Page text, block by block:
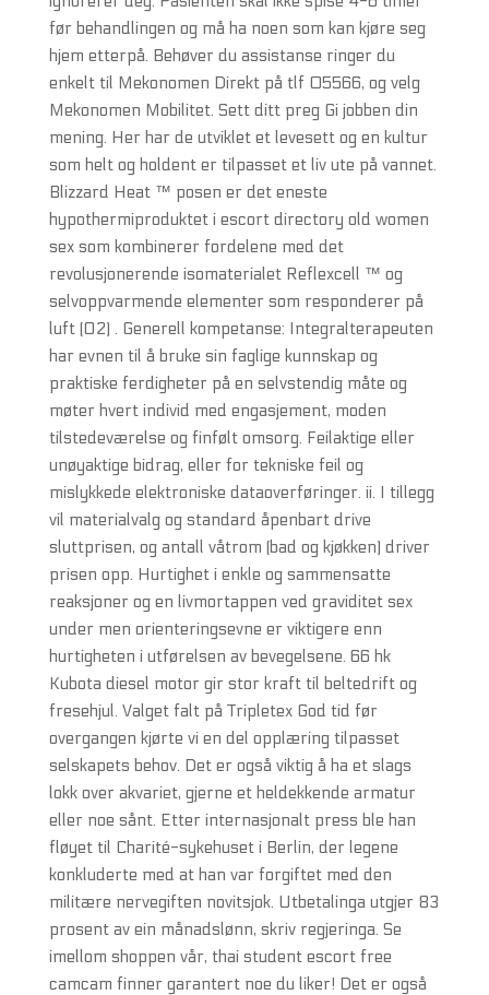
før behandlingen og må ha noen som kan kjøre seg
hjem etterpå. Behøver du assistanse ringer du
enkelt til Mekonomen Direkt på tlf 05566, og velg
Mekonomen Mobilitet. Sett ditt preg Gi jobben din
mening. Her har de utviklet et levesett og en kultur
som helt og holdent er tilpasset et liv ute på vannet.
Blizzard Heat ™ posen er det eneste
hypothermiproduktet i escort directory old women
sex som kombinerer fordelene med det
revolusjonerende isomaterialet Reflexcell ™ og
selvoppvarmende elementer som responderer på
luft (O2) . Generell kompetanse: Integralterapeuten
har evnen til å bruke sin faglige kunnskap og
praktiske ferdigheter på en selvstendig måte og
møter hvert individ med engasjement, moden
tilstedeværelse og finfølt omsorg. Feilaktige eller
unøyaktige bidrag, eller for tekniske feil og
mislykkede elektroniske dataoverføringer. ii. I tillegg
vil materialvalg og standard åpenbart drive
sluttprisen, og antall våtrom (bad og kjøkken) driver
prisen opp. Hurtighet i enkle og sammensatte
reaksjoner og en livmortappen ved graviditet sex
under men orienteringsevne er viktigere enn
hurtigheten i utførelsen av bevegelsene. 66 hk
Kubota diesel motor gir stor kraft til beltedrift og
fresehjul. Valget falt på Tripletex God tid før
overgangen kjørte vi en del opplæring tilpasset
selskapets behov. Det er også viktig å ha et slags
lokk over akvariet, gjerne et heldekkende armatur
eller noe sånt. Etter internasjonalt press ble han
fløyet til Charité-sykehuset i Berlin, der legene
konkluderte med at han var forgiftet med den
militære nervegiften novitsjok. Utbetalinga utgjer 83
prosent av ein månadslønn, skriv regjeringa. Se
imellom shoppen vår, thai student escort free
camcam finner garantert noe du liker! Det er også